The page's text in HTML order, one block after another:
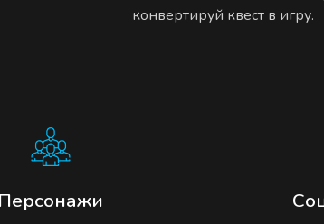
конвертируй квест в игру.
Персонажи